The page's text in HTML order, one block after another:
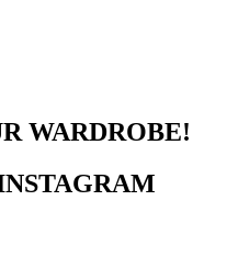
WARDROBE!